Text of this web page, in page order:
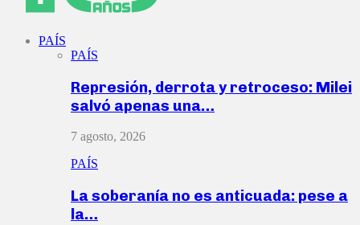
PAÍS
PAÍS
Represión, derrota y retroceso: Milei
salvó apenas una…
7 agosto, 2026
PAÍS
La soberanía no es anticuada: pese a
la…